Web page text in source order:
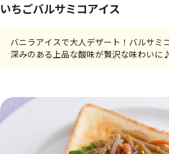
いちごバルサミコアイス
バニラアイスで大人デザート！バルサミ
深みのある上品な酸味が贅沢な味わいに♪